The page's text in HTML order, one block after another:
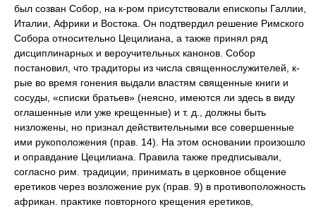
был созван Собор, на к-ром присутствовали епископы Галлии,
Италии, Африки и Востока. Он подтвердил решение Римского
Собора относительно Цецилиана, а также принял ряд
дисциплинарных и вероучительных канонов. Собор
постановил, что традиторы из числа священнослужителей, к-
рые во время гонения выдали властям священные книги и
сосуды, «списки братьев» (неясно, имеются ли здесь в виду
оглашенные или уже крещенные) и т. д., должны быть
низложены, но признал действительными все совершенные
ими рукоположения (прав. 14). На этом основании произошло
и оправдание Цецилиана. Правила также предписывали,
согласно рим. традиции, принимать в церковное общение
еретиков через возложение рук (прав. 9) в противоположность
африкан. практике повторного крещения еретиков,